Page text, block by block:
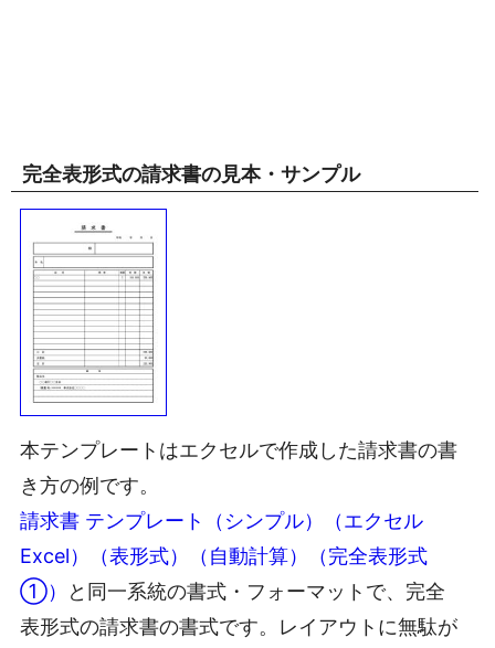
完全表形式の請求書の見本・サンプル
本テンプレートはエクセルで作成した請求書の書
き方の例です。
請求書 テンプレート（シンプル）（エクセル
Excel）（表形式）（自動計算）（完全表形式
①）
と同一系統の書式・フォーマットで、完全
表形式の請求書の書式です。レイアウトに無駄が